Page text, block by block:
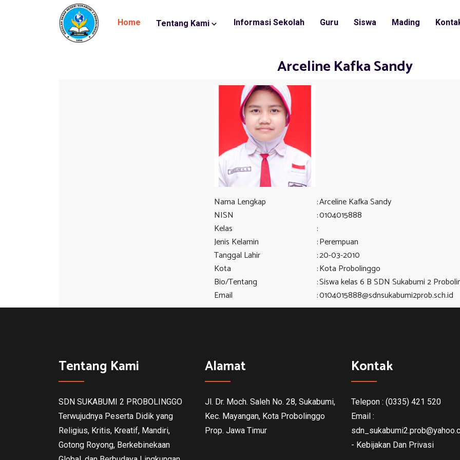
Home Tentang Kami Informasi Sekolah Guru Siswa Mading
Arceline Kafka Sandy
Nama Lengkap :Arceline Kafka Sandy
NISN
:0104015888
Kelas
:
Jenis Kelamin
:Perempuan
Tanggal Lahir
:20-03-2010
Kota
:Kota Probolinggo
Bio/Tentang
:Siswa kelas 6 B SDN Sukabumi 2
Email
:0104015888@sdnsukabumi2prob.sch.id
Tentang Kami
SDN SUKABUMI 2 PROBOLINGGO
Terwujudnya Peserta Didik yang
Religius, Kritis, Kreatif, Mandiri,
Gotong Royong, Berkebinekaan
Alamat
Jl. Dr. Moch. Saleh No. 28, Sukabumi,
Kec. Mayangan, Kota Probolinggo
Prop. Jawa Timur
Kontak
Telepon : (0335) 421 520
Email :
- Kebijakan Dan Privasi